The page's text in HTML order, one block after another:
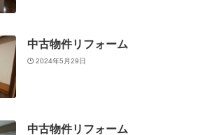
中古物件リフォーム
2024年5月29日
中古物件リフォーム